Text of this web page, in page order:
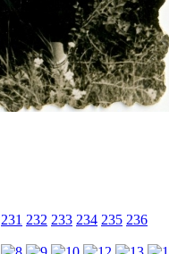
231 232 233 234 235 236